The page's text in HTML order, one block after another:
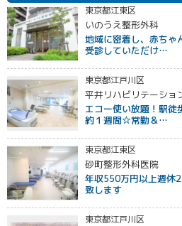
東京都江東区
いのうえ整形外科
地域に密着し、赤ちゃ
受診していただけ…
東京都江戸川区
平井リハビリテーショ
エコー使い放題！駅徒
約１週間☆常勤＆…
東京都江東区
砂町整形外科医院
年収550万円以上週休
致します
東京都江戸川区